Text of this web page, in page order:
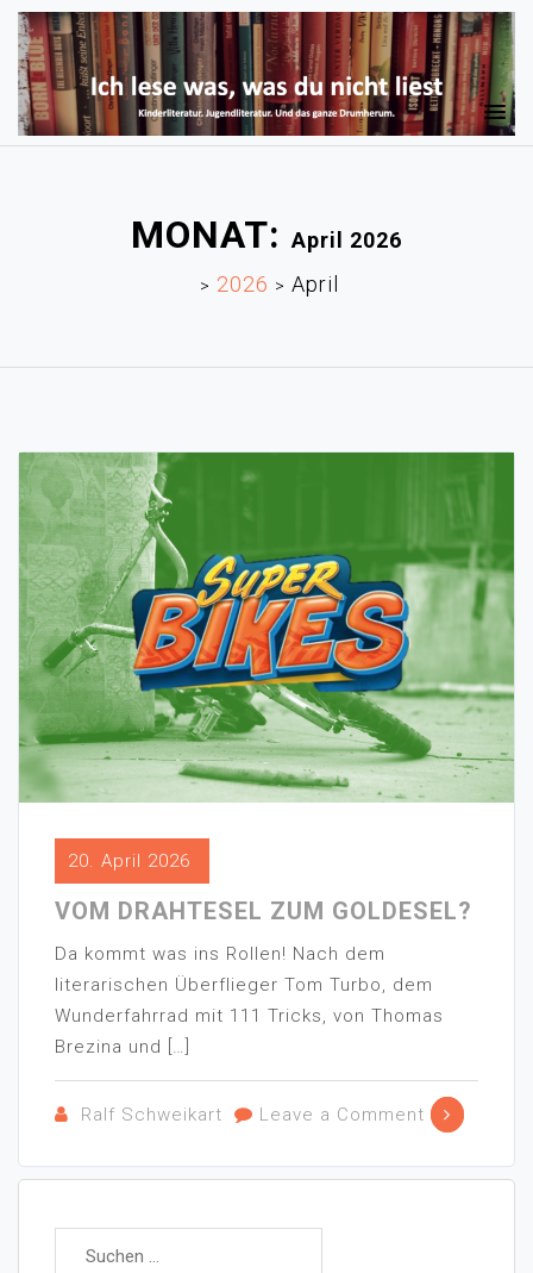
MONAT:April 2026
> 2026 > April
20. April 2026
VOM DRAHTESEL ZUM GOLDESEL?
Da kommt was ins Rollen! Nach dem
literarischen Überflieger Tom Turbo, dem
Wunderfahrrad mit 111 Tricks, von Thomas
Brezina und […]
Ralf Schweikart Leave a Comment